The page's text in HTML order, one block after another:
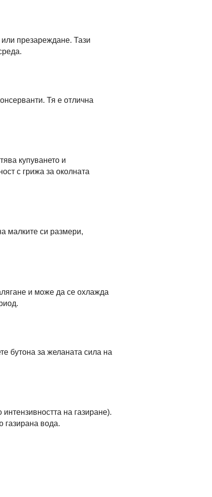
презареждане. Тази
Тя е отлична
купуването и
с грижа за околната
малките си размери,
и може да се охлажда
бутона за желаната сила на
на газиране).
газирана вода.